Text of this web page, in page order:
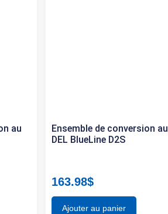
au
Ensemble de conversion au
DEL BlueLine D2S
163.98$
Ajouter au panier